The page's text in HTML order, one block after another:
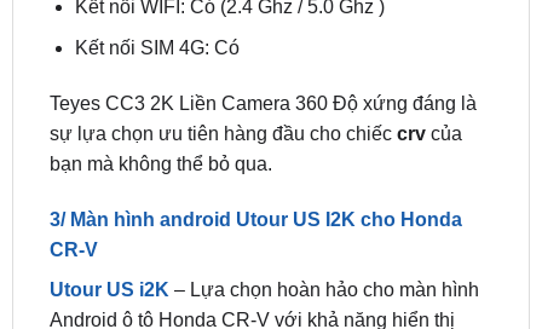
Teyes CC3 2K Liền Camera 360 Độ xứng đáng là
bạn mà không thể bỏ qua.
3/ Màn hình android Utour US I2K cho Honda
Utour US i2K– Lựa chọn hoàn hảo cho màn hình
Android ô tô Honda CR-V với khả năng hiển thị
siêu sắc nét, lắp đặt tiện lợi, và tích hợp nhiều công
nghệ đỉnh cao !!!!!